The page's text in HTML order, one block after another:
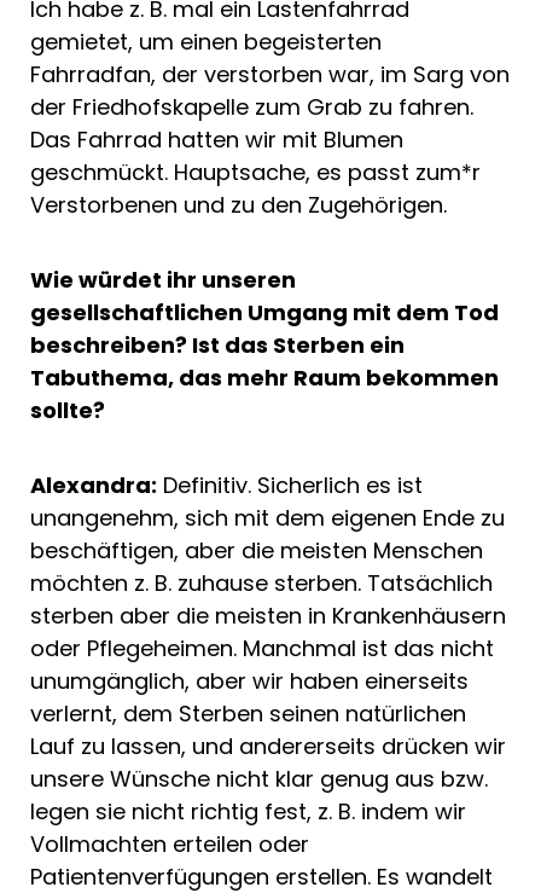
Ich habe z. B. mal ein Lastenfahrrad
gemietet, um einen begeisterten
Fahrradfan, der verstorben war, im Sarg von
der Friedhofskapelle zum Grab zu fahren.
Das Fahrrad hatten wir mit Blumen
geschmückt. Hauptsache, es passt zum*r
Verstorbenen und zu den Zugehörigen.
Wie würdet ihr unseren
gesellschaftlichen Umgang mit dem Tod
beschreiben? Ist das Sterben ein
Tabuthema, das mehr Raum bekommen
sollte?
Alexandra: Definitiv. Sicherlich es ist
unangenehm, sich mit dem eigenen Ende zu
beschäftigen, aber die meisten Menschen
möchten z. B. zuhause sterben. Tatsächlich
sterben aber die meisten in Krankenhäusern
oder Pflegeheimen. Manchmal ist das nicht
unumgänglich, aber wir haben einerseits
verlernt, dem Sterben seinen natürlichen
Lauf zu lassen, und andererseits drücken wir
unsere Wünsche nicht klar genug aus bzw.
legen sie nicht richtig fest, z. B. indem wir
Vollmachten erteilen oder
Patientenverfügungen erstellen. Es wandelt